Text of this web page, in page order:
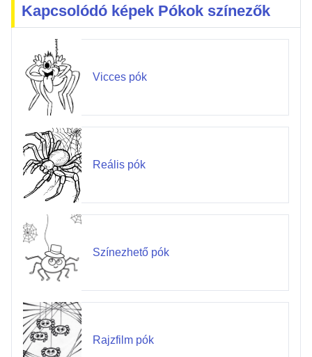
Kapcsolódó képek Pókok színezők
Vicces pók
Reális pók
Színezhető pók
Rajzfilm pók